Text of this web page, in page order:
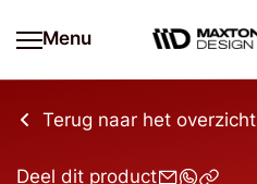
Menu
Terug naar het overzicht
Deel dit product